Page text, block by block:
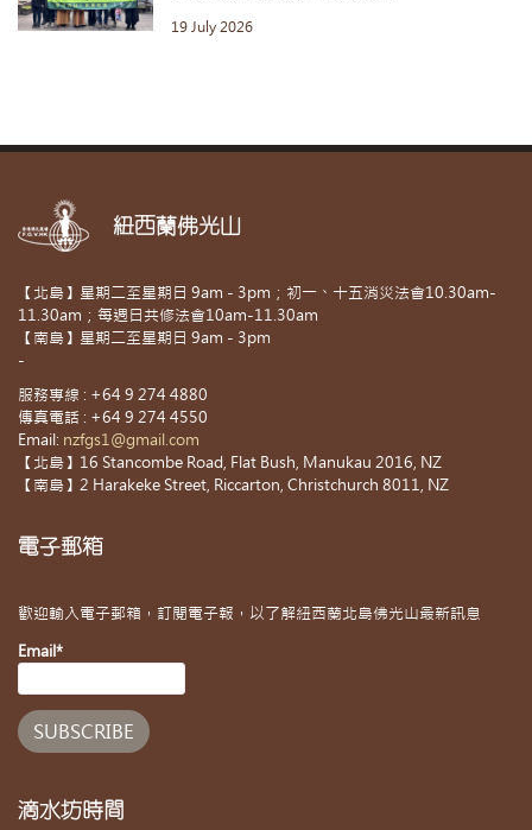
19 July 2026
紐西蘭佛光山
【北島】星期二至星期日 9am - 3pm；初一、十五消災法會10.30am-
11.30am；每週日共修法會10am-11.30am
【南島】星期二至星期日 9am - 3pm
-
服務專線 : +64 9 274 4880
傳真電話 : +64 9 274 4550
Email: nzfgs1@gmail.com
【北島】16 Stancombe Road, Flat Bush, Manukau 2016, NZ
【南島】2 Harakeke Street, Riccarton, Christchurch 8011, NZ
電子郵箱
歡迎輸入電子郵箱，訂閱電子報，以了解紐西蘭北島佛光山最新訊息
Email*
滴水坊時間